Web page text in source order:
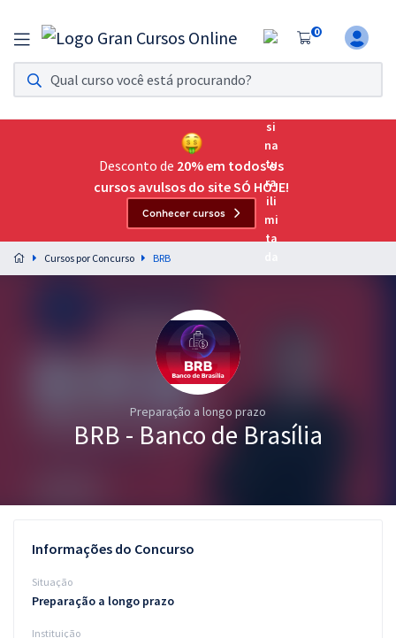
0
Assinatura Ilimitada 11
Acesso a todos os cursos. Teste grátis por 7 dias!
Assinatura OAB Até Passar
Acesso ilimitado a toda preparação para o Exame da
Preparação completa e intensiva para as principais
residências em saúde do Brasil
Graduação
Questões grátis
Desconto de 20% em todos os
cursos avulsos do site SÓ HOJE!
Conhecer cursos
Cursos por Concurso BRB
Preparação a longo prazo
BRB - Banco de Brasília
Informações do Concurso
Situação
Preparação a longo prazo
Instituição